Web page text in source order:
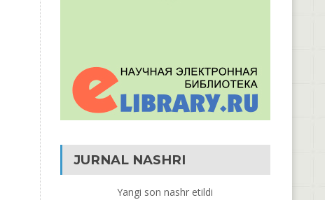
JURNAL NASHRI
Yangi son nashr etildi